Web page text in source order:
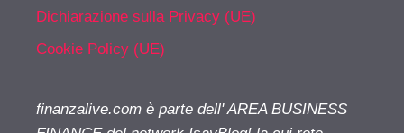
Dichiarazione sulla Privacy (UE)
Cookie Policy (UE)
finanzalive.com è parte dell' AREA BUSINESS